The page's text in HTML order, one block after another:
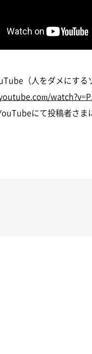
（人をダメにする
にて投稿者さま